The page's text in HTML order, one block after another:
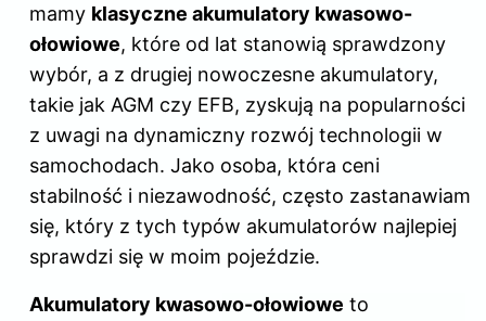
mamy klasyczne akumulatory kwasowo-
ołowiowe, które od lat stanowią sprawdzony
wybór, a z drugiej nowoczesne akumulatory,
takie jak AGM czy EFB, zyskują na popularności
z uwagi na dynamiczny rozwój technologii w
samochodach. Jako osoba, która ceni
stabilność i niezawodność, często zastanawiam
się, który z tych typów akumulatorów najlepiej
sprawdzi się w moim pojeździe.
Akumulatory kwasowo-ołowiowe to